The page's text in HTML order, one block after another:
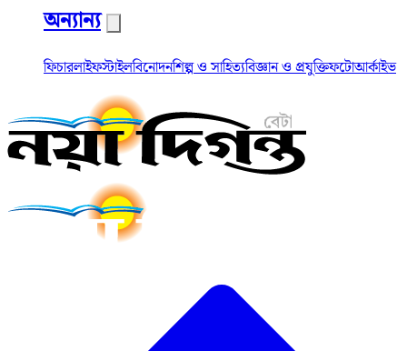
অন্যান্য
ফিচারলাইফস্টাইলবিনোদনশিল্প ও সাহিত্যবিজ্ঞান ও প্রযুক্তিফটোআর্কাইভ